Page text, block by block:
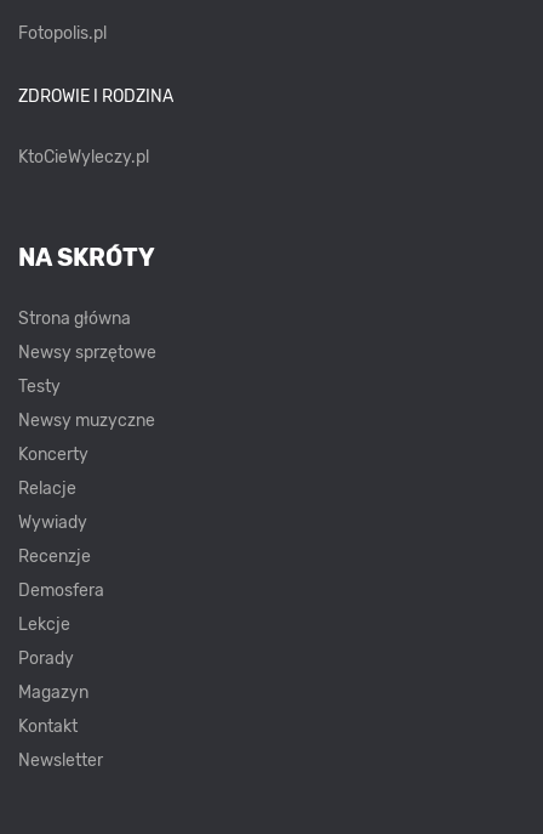
Fotopolis.pl
ZDROWIE I RODZINA
KtoCieWyleczy.pl
NA SKRÓTY
Strona główna
Newsy sprzętowe
Testy
Newsy muzyczne
Koncerty
Relacje
Wywiady
Recenzje
Demosfera
Lekcje
Porady
Magazyn
Kontakt
Newsletter